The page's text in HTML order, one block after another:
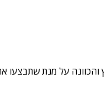
והכוונה על מנת